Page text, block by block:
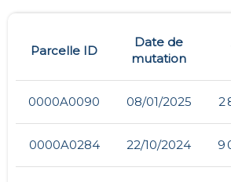
Parcelle ID
Date de
mutation
0000A0090 08/01/2025 2
0000A0284 22/10/2024 9